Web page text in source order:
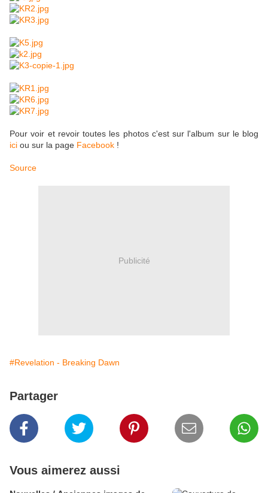
Pour voir et revoir toutes les photos c'est sur l'album sur le blog
ici ou sur la page Facebook !
Source
Publicité
#Revelation - Breaking Dawn
Partager
Vous aimerez aussi